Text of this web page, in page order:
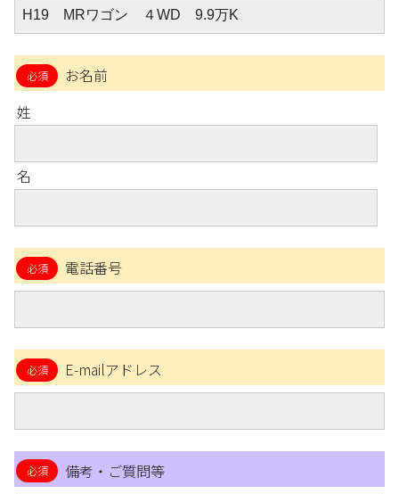
お名前
姓
名
電話番号
E-mailアドレス
備考・ご質問等